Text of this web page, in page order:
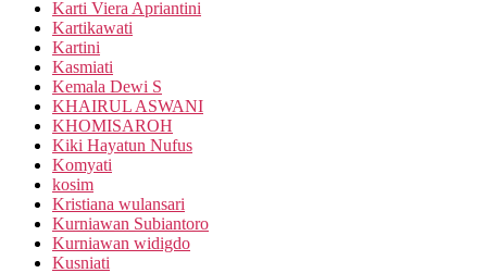
Karti Viera Apriantini
Kartikawati
Kartini
Kasmiati
Kemala Dewi S
KHAIRUL ASWANI
KHOMISAROH
Kiki Hayatun Nufus
Komyati
kosim
Kristiana wulansari
Kurniawan Subiantoro
Kurniawan widigdo
Kusniati